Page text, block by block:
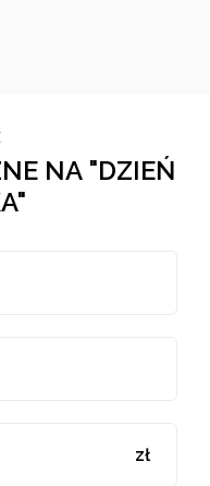
NA "DZIEŃ
zł